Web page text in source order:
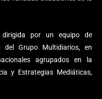
por un equipo de
del Grupo Multidiarios, en
agrupados en la
y Estrategias Mediáticas,